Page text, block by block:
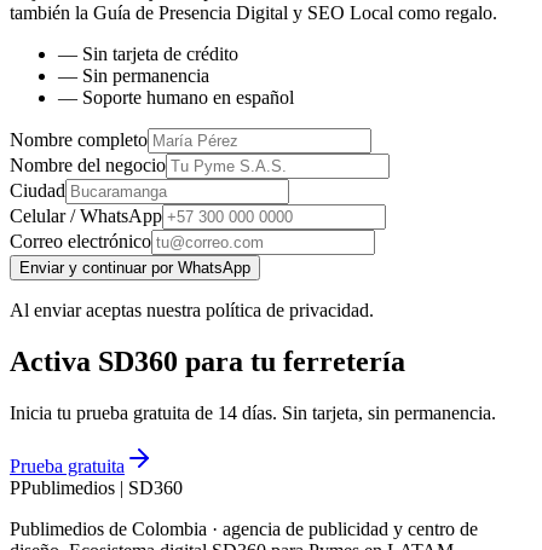
también la Guía de Presencia Digital y SEO Local como regalo.
— Sin tarjeta de crédito
— Sin permanencia
— Soporte humano en español
Nombre completo
Nombre del negocio
Ciudad
Celular / WhatsApp
Correo electrónico
Enviar y continuar por WhatsApp
Al enviar aceptas nuestra política de privacidad.
Activa SD360 para tu ferretería
Inicia tu prueba gratuita de 14 días. Sin tarjeta, sin permanencia.
Prueba gratuita
PPublimedios | SD360
Publimedios de Colombia · agencia de publicidad y centro de